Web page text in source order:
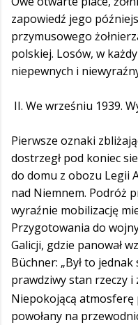
zapowiedź jego
przymusowego
polskiej. Losów, w
niepewnych i
II. We wrześniu 1939.
Pierwsze oznaki
dostrzegł pod koniec
do domu z obozu Legii
nad Niemnem. Podróż
wyraźnie mobilizację
Przygotowania do
Galicji, gdzie panował
Büchner: „Był to
prawdziwy stan rzeczy i
Niepokojącą atmosferę
powołany na